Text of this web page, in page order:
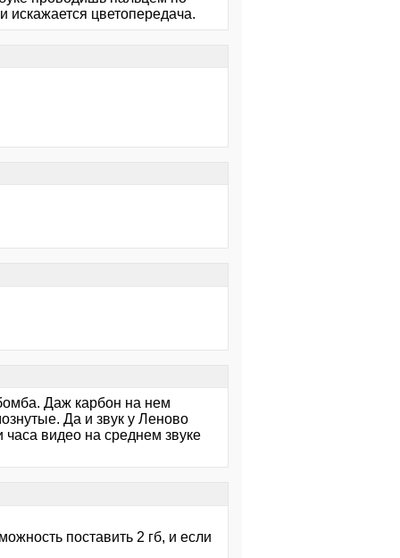
искажается цветопередача.
Даж карбон на нем
Да и звук у Леново
видео на среднем звуке
поставить 2 гб, и если